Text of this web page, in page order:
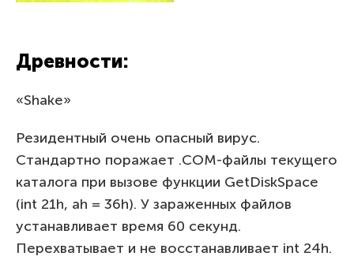
Древности:
«Shake»
Резидентный очень опасный вирус.
Стандартно поражает .COM-файлы текущего
каталога при вызове функции GetDiskSpace
(int 21h, ah = 36h). У зараженных файлов
устанавливает время 60 секунд.
Перехватывает и не восстанавливает int 24h.